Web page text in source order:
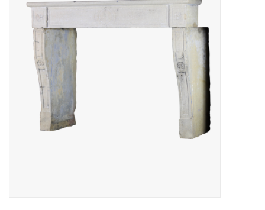
Objecten
Decoratieve Outdoor
Objecten
Vloeren - Steen, Terra Cotta
& Marmer